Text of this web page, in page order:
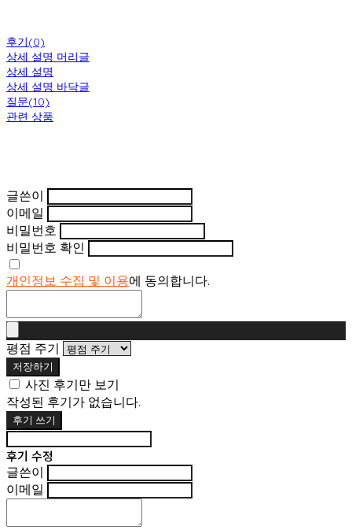
후기(0)
상세 설명 머리글
상세 설명
상세 설명 바닥글
질문(10)
관련 상품
글쓴이
이메일
비밀번호
비밀번호 확인
개인정보 수집 및 이용에 동의합니다.
평점 주기
저장하기
사진 후기만 보기
작성된 후기가 없습니다.
후기 쓰기
후기 수정
글쓴이
이메일